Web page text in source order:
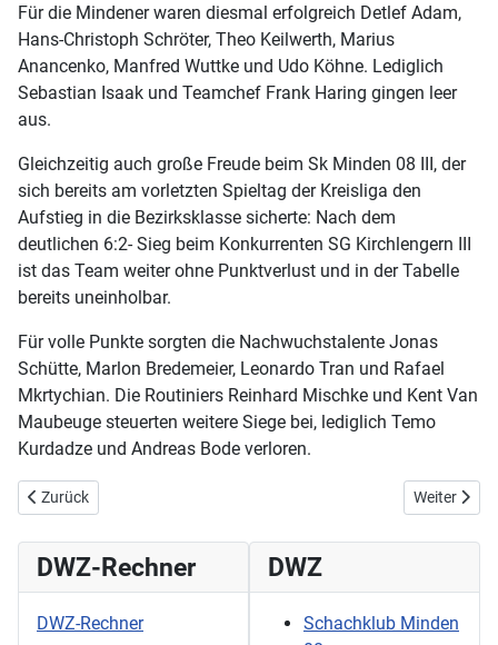
Für die Mindener waren diesmal erfolgreich Detlef Adam,
Hans-Christoph Schröter, Theo Keilwerth, Marius
Anancenko, Manfred Wuttke und Udo Köhne. Lediglich
Sebastian Isaak und Teamchef Frank Haring gingen leer
aus.
Gleichzeitig auch große Freude beim Sk Minden 08 III, der
sich bereits am vorletzten Spieltag der Kreisliga den
Aufstieg in die Bezirksklasse sicherte: Nach dem
deutlichen 6:2- Sieg beim Konkurrenten SG Kirchlengern III
ist das Team weiter ohne Punktverlust und in der Tabelle
bereits uneinholbar.
Für volle Punkte sorgten die Nachwuchstalente Jonas
Schütte, Marlon Bredemeier, Leonardo Tran und Rafael
Mkrtychian. Die Routiniers Reinhard Mischke und Kent Van
Maubeuge steuerten weitere Siege bei, lediglich Temo
Kurdadze und Andreas Bode verloren.
Vorheriger Beitrag: Sk 08 II verliert gegen Werther II
Zurück Nächster
Weiter
DWZ-Rechner
DWZ-Rechner
DWZ
Schachklub Minden